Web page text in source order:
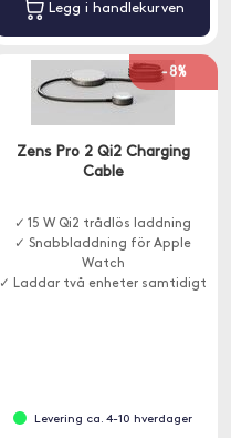
Legg i handlekurven
-8%
Zens Pro 2 Qi2 Charging
Cable
✓ 15 W Qi2 trådlös laddning
✓ Snabbladdning för Apple
Watch
✓ Laddar två enheter samtidigt
Levering ca. 4-10 hverdager